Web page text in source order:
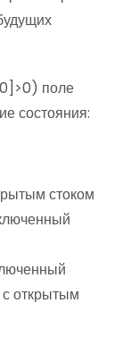
поле
состояния:
стоком
открытым